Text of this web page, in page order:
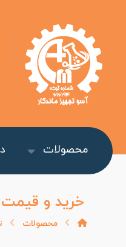
محصولات
خرید و
محصولات